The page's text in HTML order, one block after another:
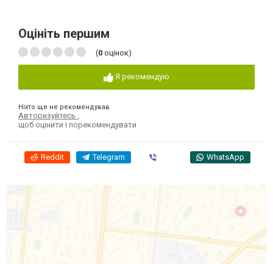
Оцініть першим
(0 оцінок)
Я рекомендую
Ніхто ще не рекомендував
Авторизуйтесь
щоб оцінити і порекомендувати
Reddit Telegram WhatsApp